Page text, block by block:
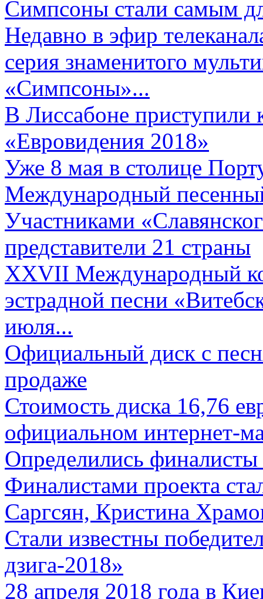
Симпсоны стали самым
Недавно в эфир
серия знаменитого
«Симпсоны»...
В Лиссабоне приступили
«Евровидения 2018»
Уже 8 мая в столице
Международный
Участниками
представители 21 страны
XXVII Международный
эстрадной песни
июля...
Официальный диск с
продаже
Стоимость диска 16,76
официальном интернет-
Определились
Финалистами проекта
Саргсян, Кристина
Стали известны
дзига-2018»
28 апреля 2018 года в